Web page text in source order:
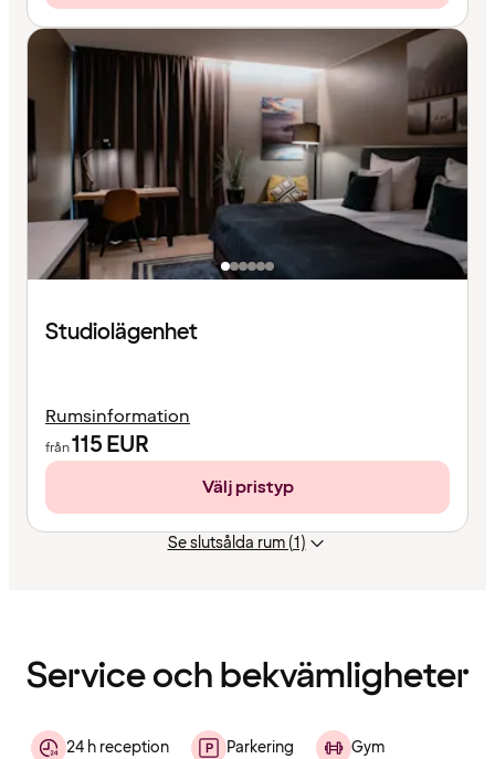
Studiolägenhet
Rumsinformation
från115EUR
Välj pristyp
Se slutsålda rum (1)
Service och bekvämligheter
24 h reception Parkering Gym